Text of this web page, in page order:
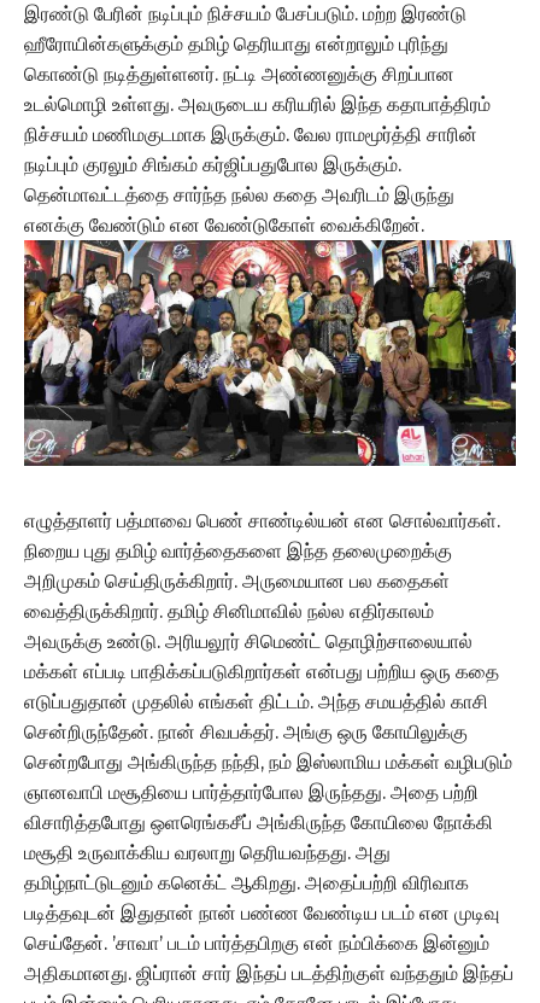
இரண்டு பேரின் நடிப்பும் நிச்சயம் பேசப்படும். மற்ற இரண்டு
ஹீரோயின்களுக்கும் தமிழ் தெரியாது என்றாலும் புரிந்து
கொண்டு நடித்துள்ளனர். நட்டி அண்ணனுக்கு சிறப்பான
உடல்மொழி உள்ளது. அவருடைய கரியரில் இந்த கதாபாத்திரம்
நிச்சயம் மணிமகுடமாக இருக்கும். வேல ராமமூர்த்தி சாரின்
நடிப்பும் குரலும் சிங்கம் கர்ஜிப்பதுபோல இருக்கும்.
தென்மாவட்டத்தை சார்ந்த நல்ல கதை அவரிடம் இருந்து
எனக்கு வேண்டும் என வேண்டுகோள் வைக்கிறேன்.
எழுத்தாளர் பத்மாவை பெண் சாண்டில்யன் என சொல்வார்கள்.
நிறைய புது தமிழ் வார்த்தைகளை இந்த தலைமுறைக்கு
அறிமுகம் செய்திருக்கிறார். அருமையான பல கதைகள்
வைத்திருக்கிறார். தமிழ் சினிமாவில் நல்ல எதிர்காலம்
அவருக்கு உண்டு. அரியலூர் சிமெண்ட் தொழிற்சாலையால்
மக்கள் எப்படி பாதிக்கப்படுகிறார்கள் என்பது பற்றிய ஒரு கதை
எடுப்பதுதான் முதலில் எங்கள் திட்டம். அந்த சமயத்தில் காசி
சென்றிருந்தேன். நான் சிவபக்தர். அங்கு ஒரு கோயிலுக்கு
சென்றபோது அங்கிருந்த நந்தி, நம் இஸ்லாமிய மக்கள் வழிபடும்
ஞானவாபி மசூதியை பார்த்தார்போல இருந்தது. அதை பற்றி
விசாரித்தபோது ஒளரெங்கசீப் அங்கிருந்த கோயிலை நோக்கி
மசூதி உருவாக்கிய வரலாறு தெரியவந்தது. அது
தமிழ்நாட்டுடனும் கனெக்ட் ஆகிறது. அதைப்பற்றி விரிவாக
படித்தவுடன் இதுதான் நான் பண்ண வேண்டிய படம் என முடிவு
செய்தேன். ’சாவா’ படம் பார்த்தபிறகு என் நம்பிக்கை இன்னும்
அதிகமானது. ஜிப்ரான் சார் இந்தப் படத்திற்குள் வந்ததும் இந்தப்